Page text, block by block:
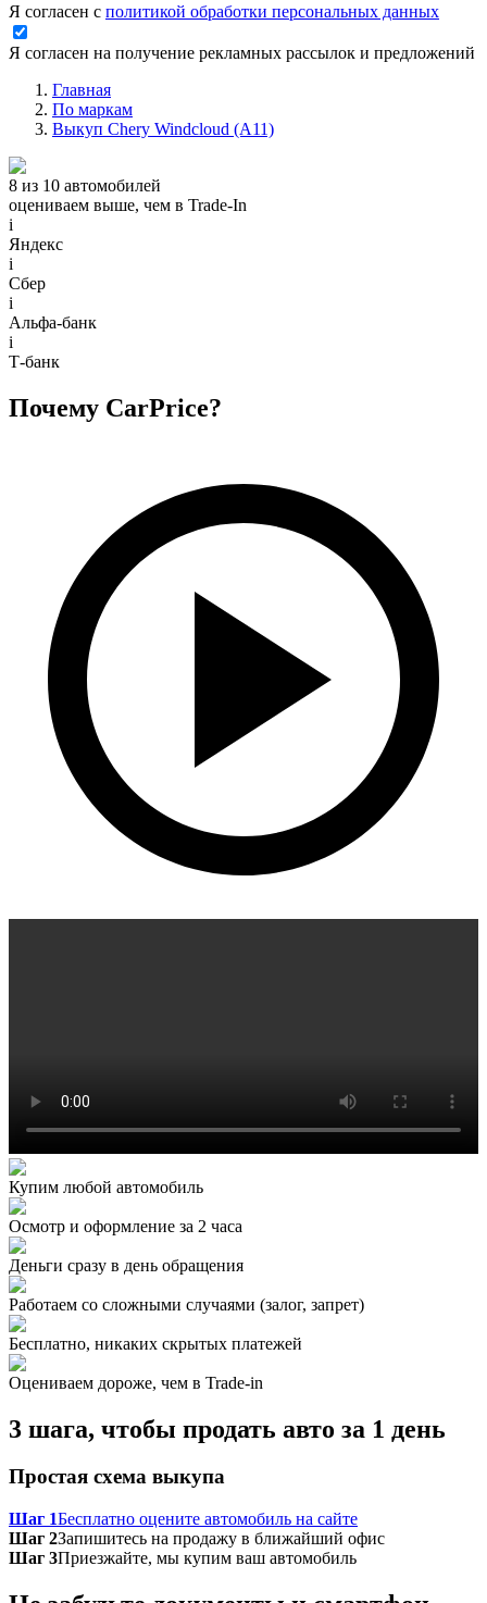
Я согласен с политикой обработки персональных данных
Я согласен на получение рекламных рассылок и предложений
Главная
По маркам
Выкуп Chery Windcloud (A11)
8 из 10 автомобилей
оцениваем выше, чем в Trade‑In
i
Яндекс
i
Сбер
i
Альфа-банк
i
Т-банк
Почему CarPrice?
Купим любой автомобиль
Осмотр и оформление за 2 часа
Деньги сразу в день обращения
Работаем со сложными случаями (залог, запрет)
Бесплатно, никаких скрытых платежей
Оцениваем дороже, чем в Trade‑in
3 шага, чтобы продать авто за 1 день
Простая схема выкупа
Шаг 1Бесплатно оцените автомобиль на сайте
Шаг 2Запишитесь на продажу в ближайший офис
Шаг 3Приезжайте, мы купим ваш автомобиль